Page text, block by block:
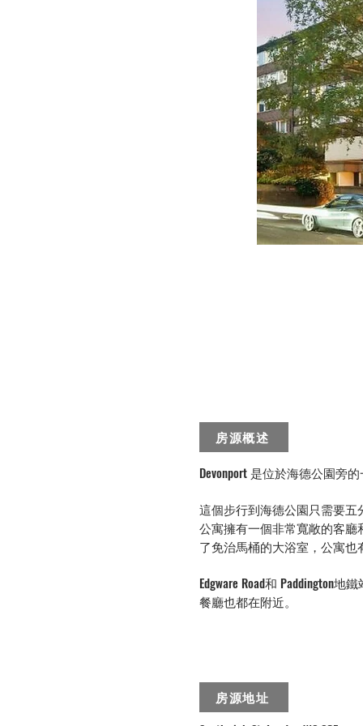
房源概述
Devonport 是位於海德公園旁
這個步行到海德公園只需要五
公寓擁有一個非常寬敞的客
了免治馬桶的大浴室，公寓也
Edgware Road和 Paddington
餐廳也都在附近。
房源地址